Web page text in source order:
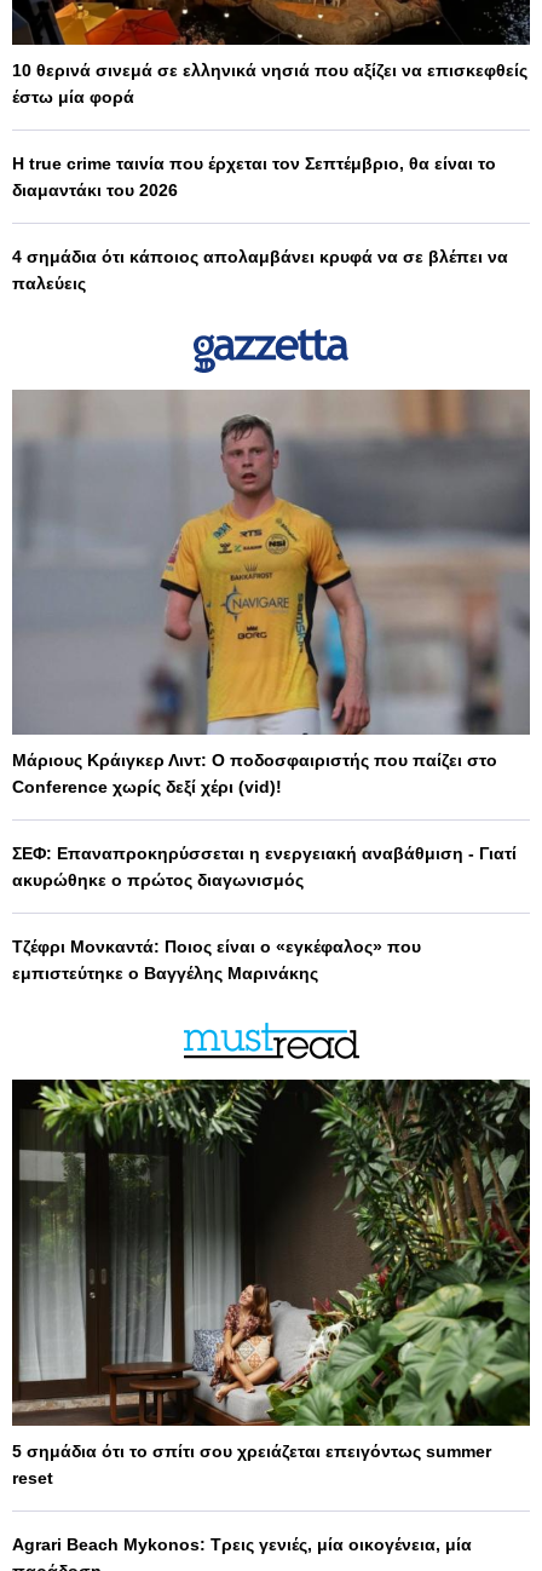
10 θερινά σινεμά σε ελληνικά νησιά που αξίζει να επισκεφθείς
έστω μία φορά
Η true crime ταινία που έρχεται τον Σεπτέμβριο, θα είναι το
διαμαντάκι του 2026
4 σημάδια ότι κάποιος απολαμβάνει κρυφά να σε βλέπει να
παλεύεις
Μάριους Κράιγκερ Λιντ: Ο ποδοσφαιριστής που παίζει στο
Conference χωρίς δεξί χέρι (vid)!
ΣΕΦ: Επαναπροκηρύσσεται η ενεργειακή αναβάθμιση - Γιατί
ακυρώθηκε ο πρώτος διαγωνισμός
Τζέφρι Μονκαντά: Ποιος είναι ο «εγκέφαλος» που
εμπιστεύτηκε ο Βαγγέλης Μαρινάκης
5 σημάδια ότι το σπίτι σου χρειάζεται επειγόντως summer
reset
Agrari Beach Mykonos: Τρεις γενιές, μία οικογένεια, μία